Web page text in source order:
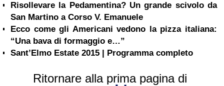
Risollevare la Pedamentina? Un grande scivolo da
San Martino a Corso V. Emanuele
Ecco come gli Americani vedono la pizza italiana:
“Una bava di formaggio e…”
Sant’Elmo Estate 2015 | Programma completo
Ritornare alla prima pagina di